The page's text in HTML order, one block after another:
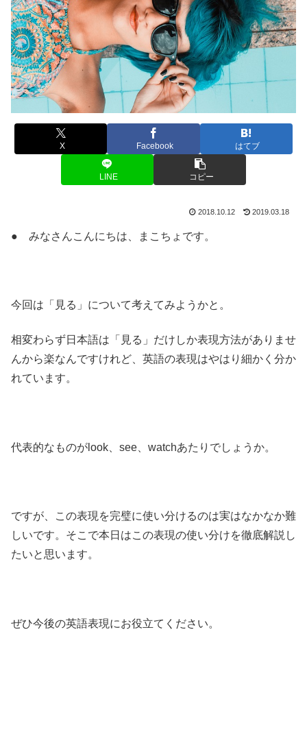
X Facebook はてブ
LINE コピー
2018.10.12 2019.03.18
● みなさんこんにちは、まこちょです。
今回は「見る」について考えてみようかと。
相変わらず日本語は「見る」だけしか表現方法がありませ
んから楽なんですけれど、英語の表現はやはり細かく分か
れています。
代表的なものがlook、see、watchあたりでしょうか。
ですが、この表現を完璧に使い分けるのは実はなかなか難
しいです。そこで本日はこの表現の使い分けを徹底解説し
たいと思います。
ぜひ今後の英語表現にお役立てください。